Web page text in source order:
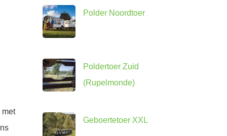
met
Polder Noordtoer
Poldertoer Zuid
(Rupelmonde)
Geboertetoer XXL